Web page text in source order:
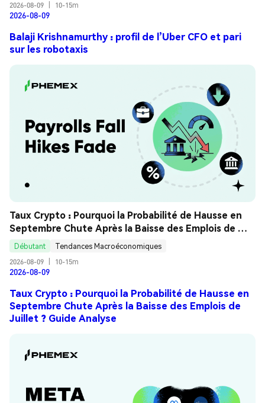
2026-08-09
10-15m
2026-08-09
Balaji Krishnamurthy : profil de l’Uber CFO et pari
sur les robotaxis
Taux Crypto : Pourquoi la Probabilité de Hausse en
Septembre Chute Après la Baisse des Emplois de
Juillet ? Guide Analyse
Débutant
Tendances Macroéconomiques
2026-08-09
10-15m
2026-08-09
Taux Crypto : Pourquoi la Probabilité de Hausse en
Septembre Chute Après la Baisse des Emplois de
Juillet ? Guide Analyse